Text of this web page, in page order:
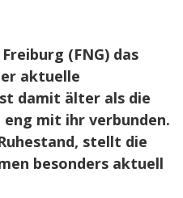
(FNG) das
aktuelle
damit älter als die
mit ihr verbunden.
stellt die
besonders aktuell